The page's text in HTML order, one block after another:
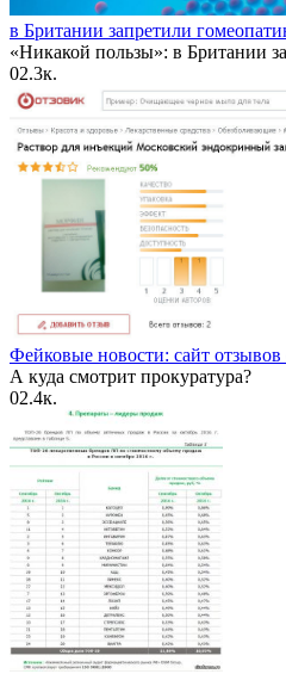
в Британии запретили
«Никакой пользы»: в Британии
02.3к.
Фейковые новости: сайт отзывов
А куда смотрит прокуратура?
02.4к.